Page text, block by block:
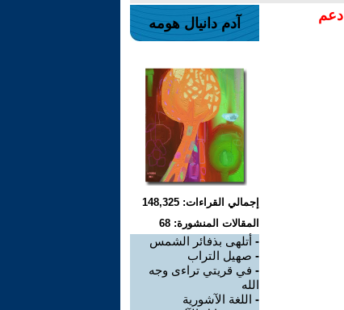
دعم
آدم دانيال هومه
إجمالي القراءات: 148,325
المقالات المنشورة: 68
- أتلهى بذفائر الشمس
- صهيل التراب
- في قريتي تراءى وجه
الله
- اللغة الآشورية